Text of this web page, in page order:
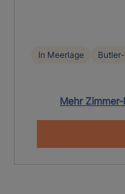
In Meerlage
Mehr